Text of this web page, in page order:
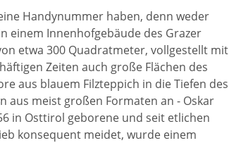
Handynummer haben, denn weder
einem Innenhofgebäude des Grazer
etwa 300 Quadratmeter, vollgestellt mit
Zeiten auch große Flächen des
aus blauem Filzteppich in die Tiefen des
aus meist großen Formaten an - Oskar
in Osttirol geborene und seit etlichen
konsequent meidet, wurde einem